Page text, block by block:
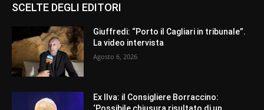
SCELTE DEGLI EDITORI
Giuffredi: “Porto il Cagliari in tribunale”.
La video intervista
Agosto 6, 2026
Ex Ilva: il Consigliere Borraccino: